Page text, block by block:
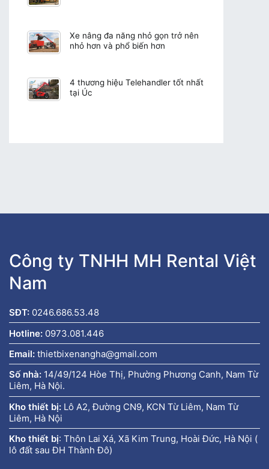
Xe nâng đa năng nhỏ gọn trở nên
nhỏ hơn và phổ biến hơn
4 thương hiệu Telehandler tốt nhất
tại Úc
Công ty TNHH MH Rental Việt
Nam
SĐT: 0246.686.53.48
Hotline: 0973.081.446
Email: thietbixenangha@gmail.com
Số nhà: 14/49/124 Hòe Thị, Phường Phương Canh, Nam Từ
Liêm, Hà Nội.
Kho thiết bị: Lô A2, Đường CN9, KCN Từ Liêm, Nam Từ
Liêm, Hà Nội
Kho thiết bị: Thôn Lai Xá, Xã Kim Trung, Hoài Đức, Hà Nội (
lô đất sau ĐH Thành Đô)